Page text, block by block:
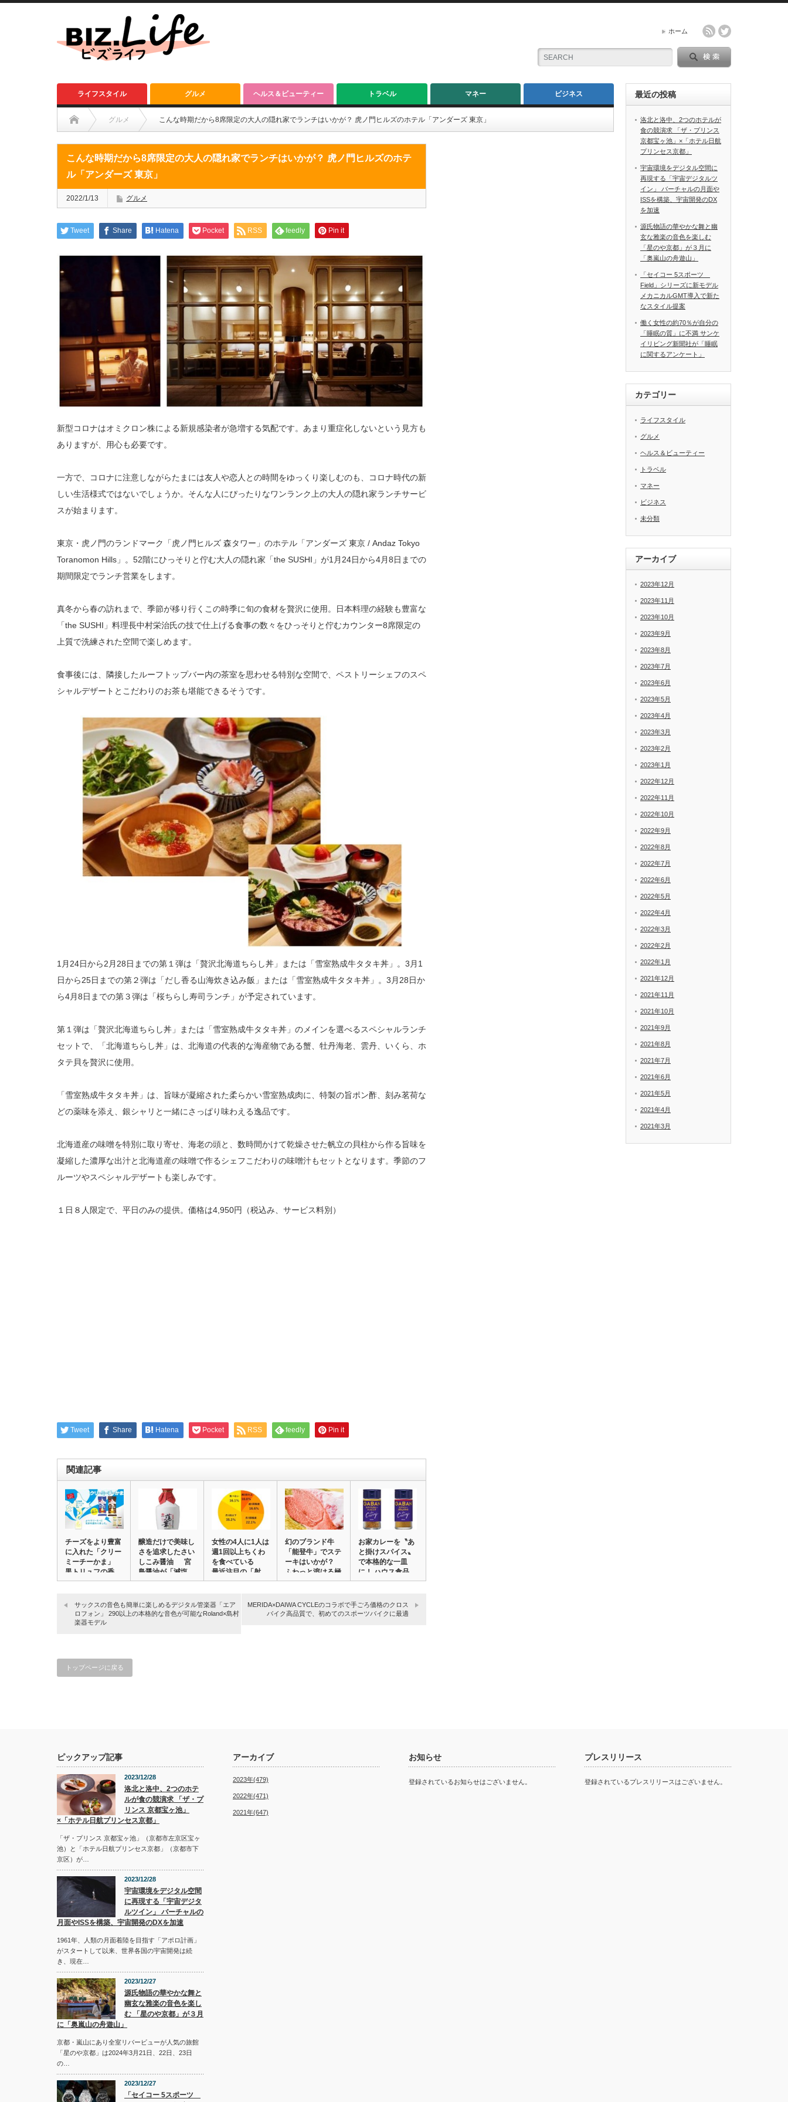
ホーム
ライフスタイル グルメ ヘルス＆ビューティー トラベル マネー ビジネス
グルメ こんな時期だから8席限定の大人の隠れ家でランチはいかが？ 虎ノ門ヒルズのホテル「アンダーズ 東京」
こんな時期だから8席限定の大人の隠れ家でランチはいかが？ 虎ノ門ヒルズのホテ
ル「アンダーズ 東京」
2022/1/13 グルメ
Tweet Share Hatena Pocket RSS feedly Pin it
新型コロナはオミクロン株による新規感染者が急増する気配です。あまり重症化しないという見方も
ありますが、用心も必要です。
一方で、コロナに注意しながらたまには友人や恋人との時間をゆっくり楽しむのも、コロナ時代の新
しい生活様式ではないでしょうか。そんな人にぴったりなワンランク上の大人の隠れ家ランチサービ
スが始まります。
東京・虎ノ門のランドマーク「虎ノ門ヒルズ 森タワー」のホテル「アンダーズ 東京 / Andaz Tokyo
Toranomon Hills」。52階にひっそりと佇む大人の隠れ家「the SUSHI」が1月24日から4月8日までの
期間限定でランチ営業をします。
真冬から春の訪れまで、季節が移り行くこの時季に旬の食材を贅沢に使用。日本料理の経験も豊富な
「the SUSHI」料理長中村栄治氏の技で仕上げる食事の数々をひっそりと佇むカウンター8席限定の
上質で洗練された空間で楽しめます。
食事後には、隣接したルーフトップバー内の茶室を思わせる特別な空間で、ペストリーシェフのスペ
シャルデザートとこだわりのお茶も堪能できるそうです。
1月24日から2月28日までの第１弾は「贅沢北海道ちらし丼」または「雪室熟成牛タタキ丼」。3月1
日から25日までの第２弾は「だし香る山海炊き込み飯」または「雪室熟成牛タタキ丼」。3月28日か
ら4月8日までの第３弾は「桜ちらし寿司ランチ」が予定されています。
第１弾は「贅沢北海道ちらし丼」または「雪室熟成牛タタキ丼」のメインを選べるスペシャルランチ
セットで、「北海道ちらし丼」は、北海道の代表的な海産物である蟹、牡丹海老、雲丹、いくら、ホ
タテ貝を贅沢に使用。
「雪室熟成牛タタキ丼」は、旨味が凝縮された柔らかい雪室熟成肉に、特製の旨ポン酢、刻み茗荷な
どの薬味を添え、銀シャリと一緒にさっぱり味わえる逸品です。
北海道産の味噌を特別に取り寄せ、海老の頭と、数時間かけて乾燥させた帆立の貝柱から作る旨味を
凝縮した濃厚な出汁と北海道産の味噌で作るシェフこだわりの味噌汁もセットとなります。季節のフ
ルーツやスペシャルデザートも楽しみです。
１日８人限定で、平日のみの提供。価格は4,950円（税込み、サービス料別）
Tweet Share Hatena Pocket RSS feedly Pin it
関連記事
チーズをより豊富
に入れた「クリー
ミーチーかま」
黒トリュフの香
り…
醸造だけで美味し
さを追求したさい
しこみ醤油 宮
島醤油が「減塩…
女性の4人に1人は
週1回以上ちくわ
を食べている
最近注目の「射…
幻のブランド牛
「能登牛」でステ
ーキはいかが？
ふわっと溶ける極
上…
お家カレーを〝あ
と掛けスパイス〟
で本格的な一皿
に！ ハウス食品
が…
サックスの音色も簡単に楽しめるデジタル管楽器「エア
ロフォン」 290以上の本格的な音色が可能なRoland×島村
楽器モデル
MERIDA×DAIWA CYCLEのコラボで手ごろ価格のクロス
バイク高品質で、初めてのスポーツバイクに最適
トップページに戻る
最近の投稿
洛北と洛中、2つのホテルが
食の競演求 「ザ・プリンス
京都宝ヶ池」×「ホテル日航
プリンセス京都」
宇宙環境をデジタル空間に
再現する「宇宙デジタルツ
イン」 バーチャルの月面や
ISSを構築、宇宙開発のDX
を加速
源氏物語の華やかな舞と幽
玄な雅楽の音色を楽しむ
「星のや京都」が３月に
「奥嵐山の舟遊山」
「セイコー 5スポーツ
Field」シリーズに新モデル
メカニカルGMT導入で新た
なスタイル提案
働く女性の約70％が自分の
「睡眠の質」に不満 サンケ
イリビング新聞社が「睡眠
に関するアンケート」
カテゴリー
ライフスタイル
グルメ
ヘルス＆ビューティー
トラベル
マネー
ビジネス
未分類
アーカイブ
2023年12月
2023年11月
2023年10月
2023年9月
2023年8月
2023年7月
2023年6月
2023年5月
2023年4月
2023年3月
2023年2月
2023年1月
2022年12月
2022年11月
2022年10月
2022年9月
2022年8月
2022年7月
2022年6月
2022年5月
2022年4月
2022年3月
2022年2月
2022年1月
2021年12月
2021年11月
2021年10月
2021年9月
2021年8月
2021年7月
2021年6月
2021年5月
2021年4月
2021年3月
ピックアップ記事
2023/12/28
洛北と洛中、2つのホテ
ルが食の競演求 「ザ・プ
リンス 京都宝ヶ池」
×「ホテル日航プリンセス京都」
「ザ・プリンス 京都宝ヶ池」（京都市左京区宝ヶ
池）と「ホテル日航プリンセス京都」（京都市下
京区）が…
2023/12/28
宇宙環境をデジタル空間
に再現する「宇宙デジタ
ルツイン」 バーチャルの
月面やISSを構築、宇宙開発のDXを加速
1961年、人類の月面着陸を目指す「アポロ計画」
がスタートして以来、世界各国の宇宙開発は続
き、現在…
2023/12/27
源氏物語の華やかな舞と
幽玄な雅楽の音色を楽し
む 「星のや京都」が３月
に「奥嵐山の舟遊山」
京都・嵐山にあり全室リバービューが人気の旅館
「星のや京都」は2024年3月21日、22日、23日
の…
2023/12/27
「セイコー 5スポーツ
アーカイブ
2023年(479)
2022年(471)
2021年(647)
お知らせ
登録されているお知らせはございません。
プレスリリース
登録されているプレスリリースはございません。